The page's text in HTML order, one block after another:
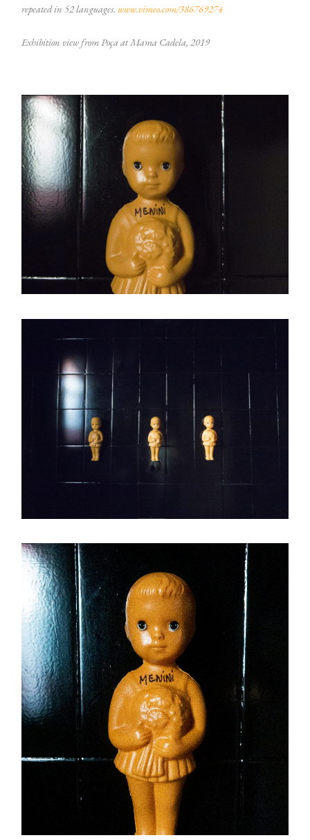
repeated in 52 languages. www.vimeo.com/386769274
Exhibition view from Poça at Mama Cadela, 2019